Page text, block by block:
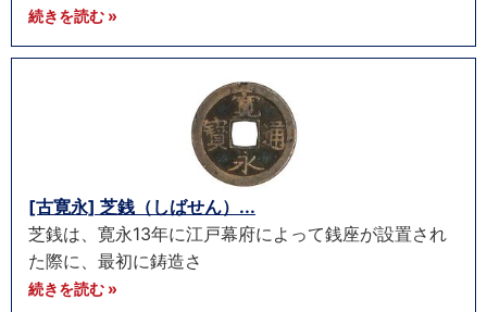
続きを読む »
[古寛永] 芝銭（しばせん）...
芝銭は、寛永13年に江戸幕府によって銭座が設置され
た際に、最初に鋳造さ
続きを読む »